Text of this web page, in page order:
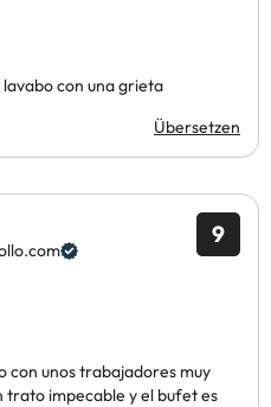
lavabo con una grieta
Übersetzen
9
con unos trabajadores muy
trato impecable y el bufet es